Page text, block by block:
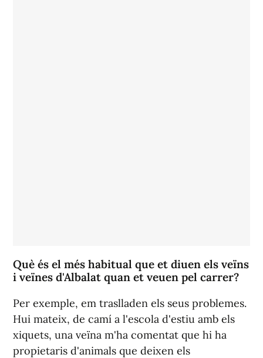
Què és el més habitual que et diuen els veïns
i veïnes d'Albalat quan et veuen pel carrer?
Per exemple, em traslladen els seus problemes.
Hui mateix, de camí a l'escola d'estiu amb els
xiquets, una veïna m'ha comentat que hi ha
propietaris d'animals que deixen els